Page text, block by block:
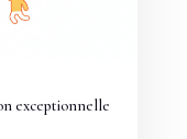
exceptionnelle